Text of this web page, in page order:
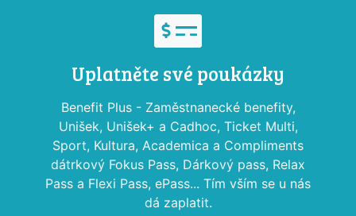
Uplatněte své poukázky
Benefit Plus - Zaměstnanecké benefity,
Unišek, Unišek+ a Cadhoc, Ticket Multi,
Sport, Kultura, Academica a Compliments
dátrkový Fokus Pass, Dárkový pass, Relax
Pass a Flexi Pass, ePass... Tím vším se u nás
dá zaplatit.